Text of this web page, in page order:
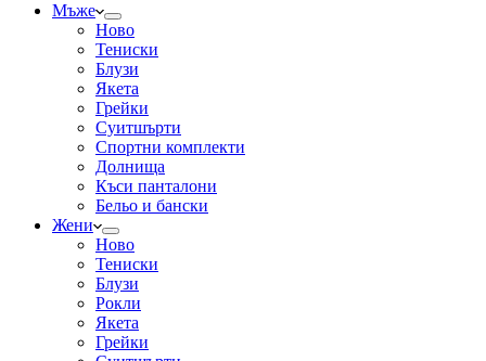
Мъже
Ново
Тениски
Блузи
Якета
Грейки
Суитшърти
Спортни комплекти
Долнища
Къси панталони
Бельо и бански
Жени
Ново
Тениски
Блузи
Рокли
Якета
Грейки